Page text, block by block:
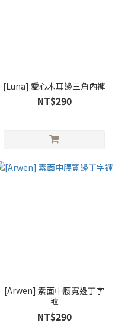
[Luna] 愛心木耳邊三角內褲
NT$290
[Arwen] 素面中腰寬邊丁字
褲
NT$290